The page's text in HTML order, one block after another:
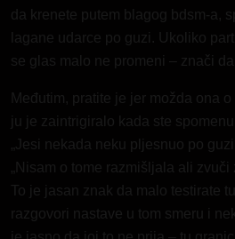
da krenete putem blagog bdsm-a,
lagane udarce po guzi. Ukoliko
se glas malo ne promeni – znači
Međutim, pratite je jer možda ona
ju je zaintrigiralo kada ste
„Jesi nekada neku pljesnuo po
„Nisam o tome razmišljala ali
To je jasan znak da malo testirate
razgovori nastave u tom smeru i